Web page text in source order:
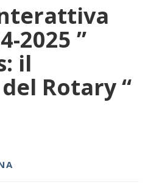
2025 ”
il
Rotary “